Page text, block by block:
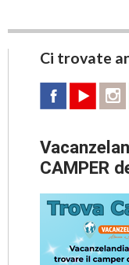
Ci trovate
CAMPER